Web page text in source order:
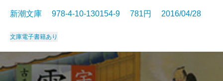
新潮文庫 978-4-10-130154-9 781円 2016/04/28
文庫電子書籍あり